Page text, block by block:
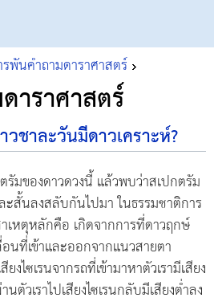
พันคำถามดาราศาสตร์
าราศาสตร์
วชาละวันมีดาวเคราะห์?
มของดาวดวงนี้ แล้วพบว่าสเปกตรัม
ะสั้นลงสลับกันไปมา ในธรรมชาติการ
หตุหลักคือ เกิดจากการที่ดาวฤกษ์
นที่เข้าและออกจากแนวสายตา
งไซเรนจากรถที่เข้ามาหาตัวเรามีเสียง
ตัวเราไปเสียงไซเรนกลับมีเสียงต่ำลง